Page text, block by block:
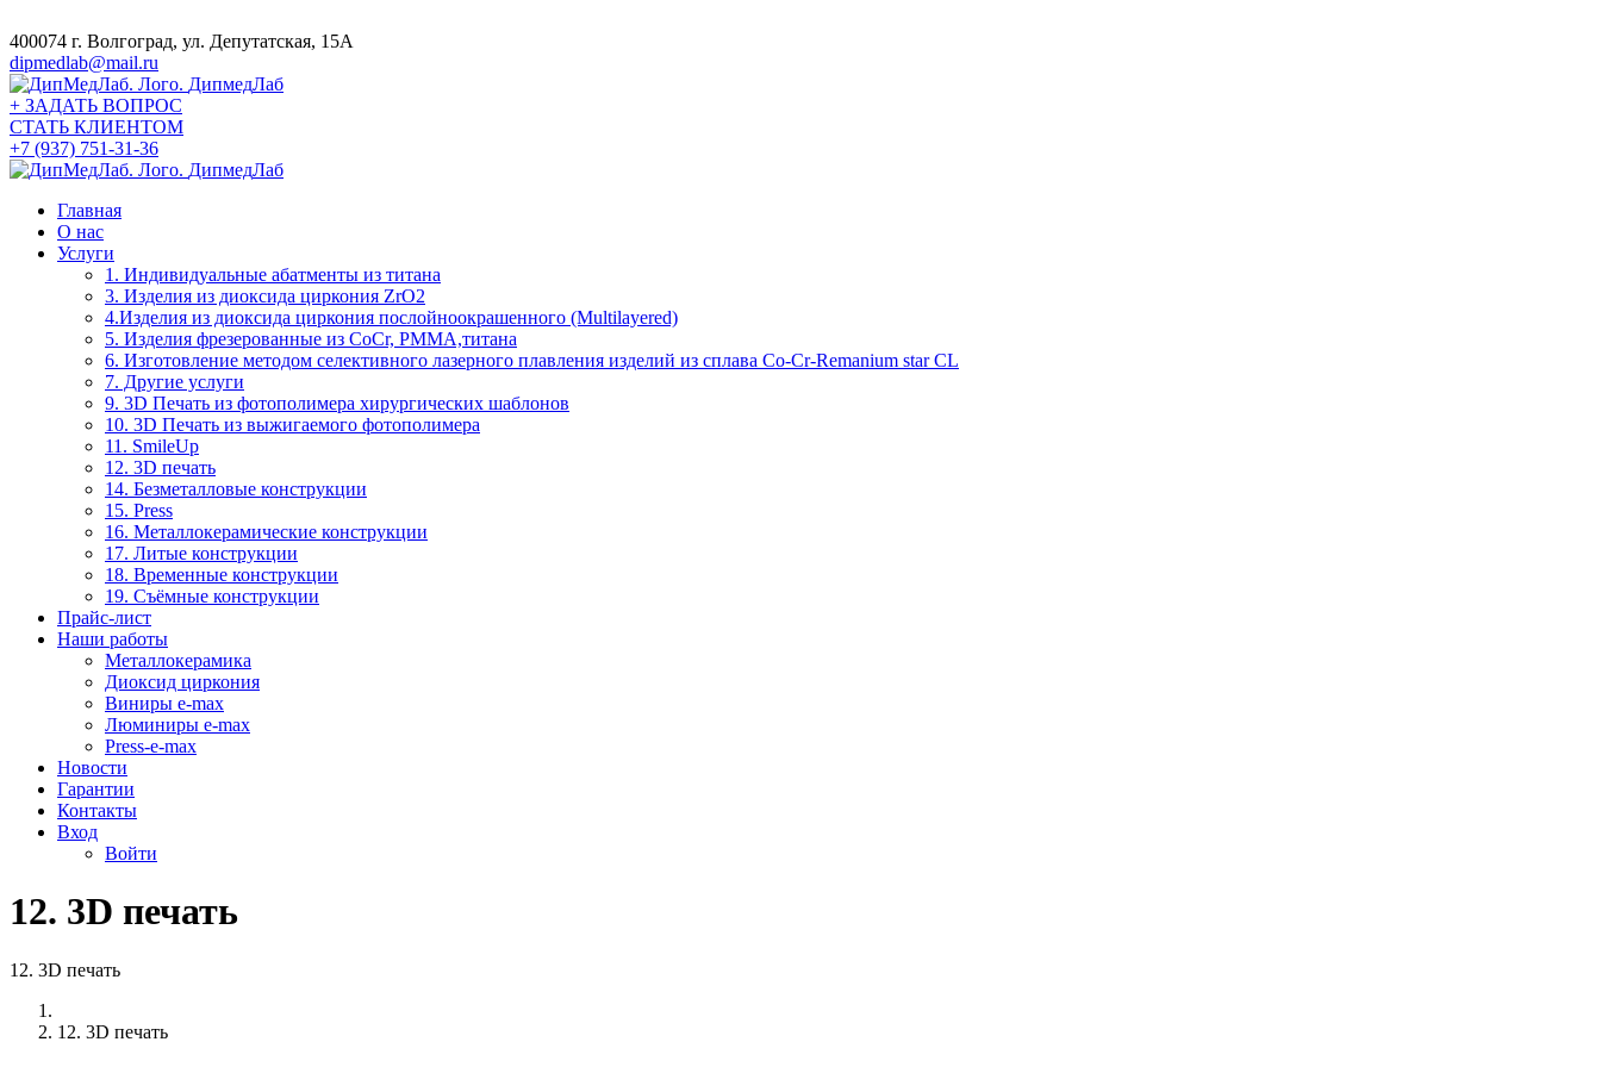
400074 г. Волгоград, ул. Депутатская, 15А
dipmedlab@mail.ru
ДипмедЛаб
+ ЗАДАТЬ ВОПРОС
СТАТЬ КЛИЕНТОМ
+7 (937) 751-31-36
ДипмедЛаб
Главная
О нас
Услуги
1. Индивидуальные абатменты из титана
3. Изделия из диоксида циркония ZrO2
4.Изделия из диоксида циркония послойноокрашенного (Multilayered)
5. Изделия фрезерованные из CoCr, PMMA,титана
6. Изготовление методом селективного лазерного плавления изделий из сплава Co-Cr-Remanium star CL
7. Другие услуги
9. 3D Печать из фотополимера хирургических шаблонов
10. 3D Печать из выжигаемого фотополимера
11. SmileUp
12. 3D печать
14. Безметалловые конструкции
15. Press
16. Металлокерамические конструкции
17. Литые конструкции
18. Временные конструкции
19. Съёмные конструкции
Прайс-лист
Наши работы
Металлокерамика
Диоксид циркония
Виниры e-max
Люминиры e-max
Press-e-max
Новости
Гарантии
Контакты
Вход
Войти
12. 3D печать
12. 3D печать
12. 3D печать